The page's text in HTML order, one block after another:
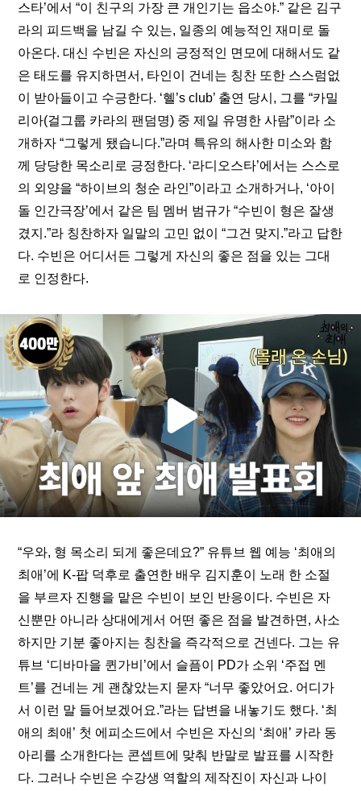
스타’에서 “이 친구의 가장 큰 개인기는 읍소야.” 같은 김구
라의 피드백을 남길 수 있는, 일종의 예능적인 재미로 돌
아온다. 대신 수빈은 자신의 긍정적인 면모에 대해서도 같
은 태도를 유지하면서, 타인이 건네는 칭찬 또한 스스럼없
이 받아들이고 수긍한다. ‘혤’s club’ 출연 당시, 그를 “카밀
리아(걸그룹 카라의 팬덤명) 중 제일 유명한 사람”이라 소
개하자 “그렇게 됐습니다.”라며 특유의 해사한 미소와 함
께 당당한 목소리로 긍정한다. ‘라디오스타’에서는 스스로
의 외양을 “하이브의 청순 라인”이라고 소개하거나, ‘아이
돌 인간극장’에서 같은 팀 멤버 범규가 “수빈이 형은 잘생
겼지.”라 칭찬하자 일말의 고민 없이 “그건 맞지.”라고 답한
다. 수빈은 어디서든 그렇게 자신의 좋은 점을 있는 그대
로 인정한다.
“우와, 형 목소리 되게 좋은데요?” 유튜브 웹 예능 ‘최애의
최애’에 K-팝 덕후로 출연한 배우 김지훈이 노래 한 소절
을 부르자 진행을 맡은 수빈이 보인 반응이다. 수빈은 자
신뿐만 아니라 상대에게서 어떤 좋은 점을 발견하면, 사소
하지만 기분 좋아지는 칭찬을 즉각적으로 건넨다. 그는 유
튜브 ‘디바마을 퀸가비’에서 슬픔이 PD가 소위 ‘주접 멘
트’를 건네는 게 괜찮았는지 묻자 “너무 좋았어요. 어디가
서 이런 말 들어보겠어요.”라는 답변을 내놓기도 했다. ‘최
애의 최애’ 첫 에피소드에서 수빈은 자신의 ‘최애’ 카라 동
아리를 소개한다는 콘셉트에 맞춰 반말로 발표를 시작한
다. 그러나 수빈은 수강생 역할의 제작진이 자신과 나이